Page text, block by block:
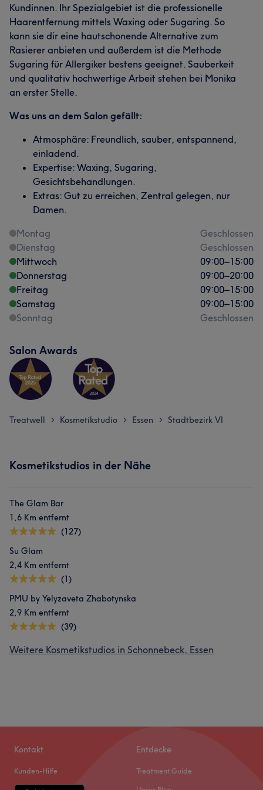
Kundinnen. Ihr Spezialgebiet ist die professionelle
Haarentfernung mittels Waxing oder Sugaring. So
kann sie dir eine hautschonende Alternative zum
Rasierer anbieten und außerdem ist die Methode
Sugaring für Allergiker bestens geeignet. Sauberkeit
und qualitativ hochwertige Arbeit stehen bei Monika
an erster Stelle.
Was uns an dem Salon gefällt:
Atmosphäre: Freundlich, sauber, entspannend,
einladend.
Expertise: Waxing, Sugaring,
Gesichtsbehandlungen.
Extras: Gut zu erreichen, Zentral gelegen, nur
Damen.
Montag
Geschlossen
Dienstag
Geschlossen
Mittwoch
09:00–15:00
Donnerstag
09:00–20:00
Freitag
09:00–15:00
Samstag
09:00–15:00
Sonntag
Geschlossen
Salon Awards
Treatwell > Kosmetikstudio > Essen > Stadtbezirk VI
Kosmetikstudios in der Nähe
The Glam Bar
1,6 Km entfernt
(127)
Su Glam
2,4 Km entfernt
(1)
PMU by Yelyzaveta Zhabotynska
2,9 Km entfernt
(39)
Weitere Kosmetikstudios in Schonnebeck, Essen
Kontakt
Kunden-Hilfe
Entdecke
Treatment Guide